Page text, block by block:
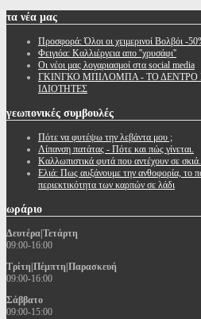
τα νέα μας
Προσφορά: Όλοι οι χειμερινοί Βολβόι -
Φειγιόα: Καλλιέργεια απο ''χρυσάφι''
Oι νέοι μας λογαριασμοί στα social media
ΓΚΙΝΓΚΟ ΜΠΙΛΟΜΠΑ - ΤΟ ΔΕΝΤΡΟ
ΙΔΙΟΤΗΤΕΣ
γεωπονικές συμβουλές
Πότε να φυτέψω την λεβάντα μου ;
Λίπανση πατάτας - Πότε και πώς γίνεται.
Καλλωπιστικά φυτά που αντέχουν σε σκιά.
Ελιά: Πως αυξάνουμε την ανθοφορία, το
περιεκτικότητα των καρπών σε λάδι
ωράριο
Δευτέρα|Τετάρτη
09:00-16:00
Τρίτη|Πέμπτη|Παρασκευή
09:00-16:00
Σάββατο
09:00-15:00